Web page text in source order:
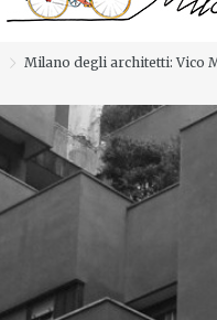
Milano degli architetti: Vico